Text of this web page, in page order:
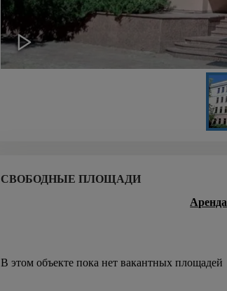
СВОБОДНЫЕ ПЛОЩАДИ
Аренда
В этом объекте пока нет вакантных площадей